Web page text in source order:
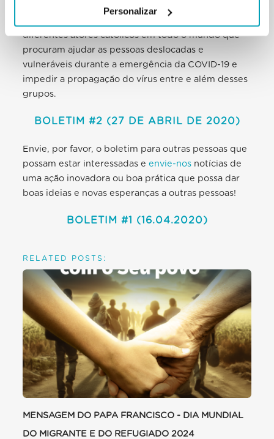
Personalizar
Secção Migrantes e Refugiados
diferentes atores católicos em todo o mundo que
procuram ajudar as pessoas deslocadas e
vulneráveis durante a emergência da COVID-19 e
impedir a propagação do vírus entre e além desses
grupos.
BOLETIM #2 (27 DE ABRIL DE 2020)
Envie, por favor, o boletim para outras pessoas que
possam estar interessadas e envie-nos notícias de
uma ação inovadora ou boa prática que possa dar
boas ideias e novas esperanças a outras pessoas!
BOLETIM #1 (16.04.2020)
RELATED POSTS:
MENSAGEM DO PAPA FRANCISCO - DIA MUNDIAL
DO MIGRANTE E DO REFUGIADO 2024